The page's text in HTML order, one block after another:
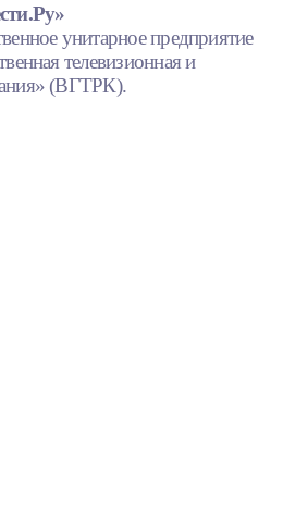
унитарное предприятие
телевизионная и
(ВГТРК).